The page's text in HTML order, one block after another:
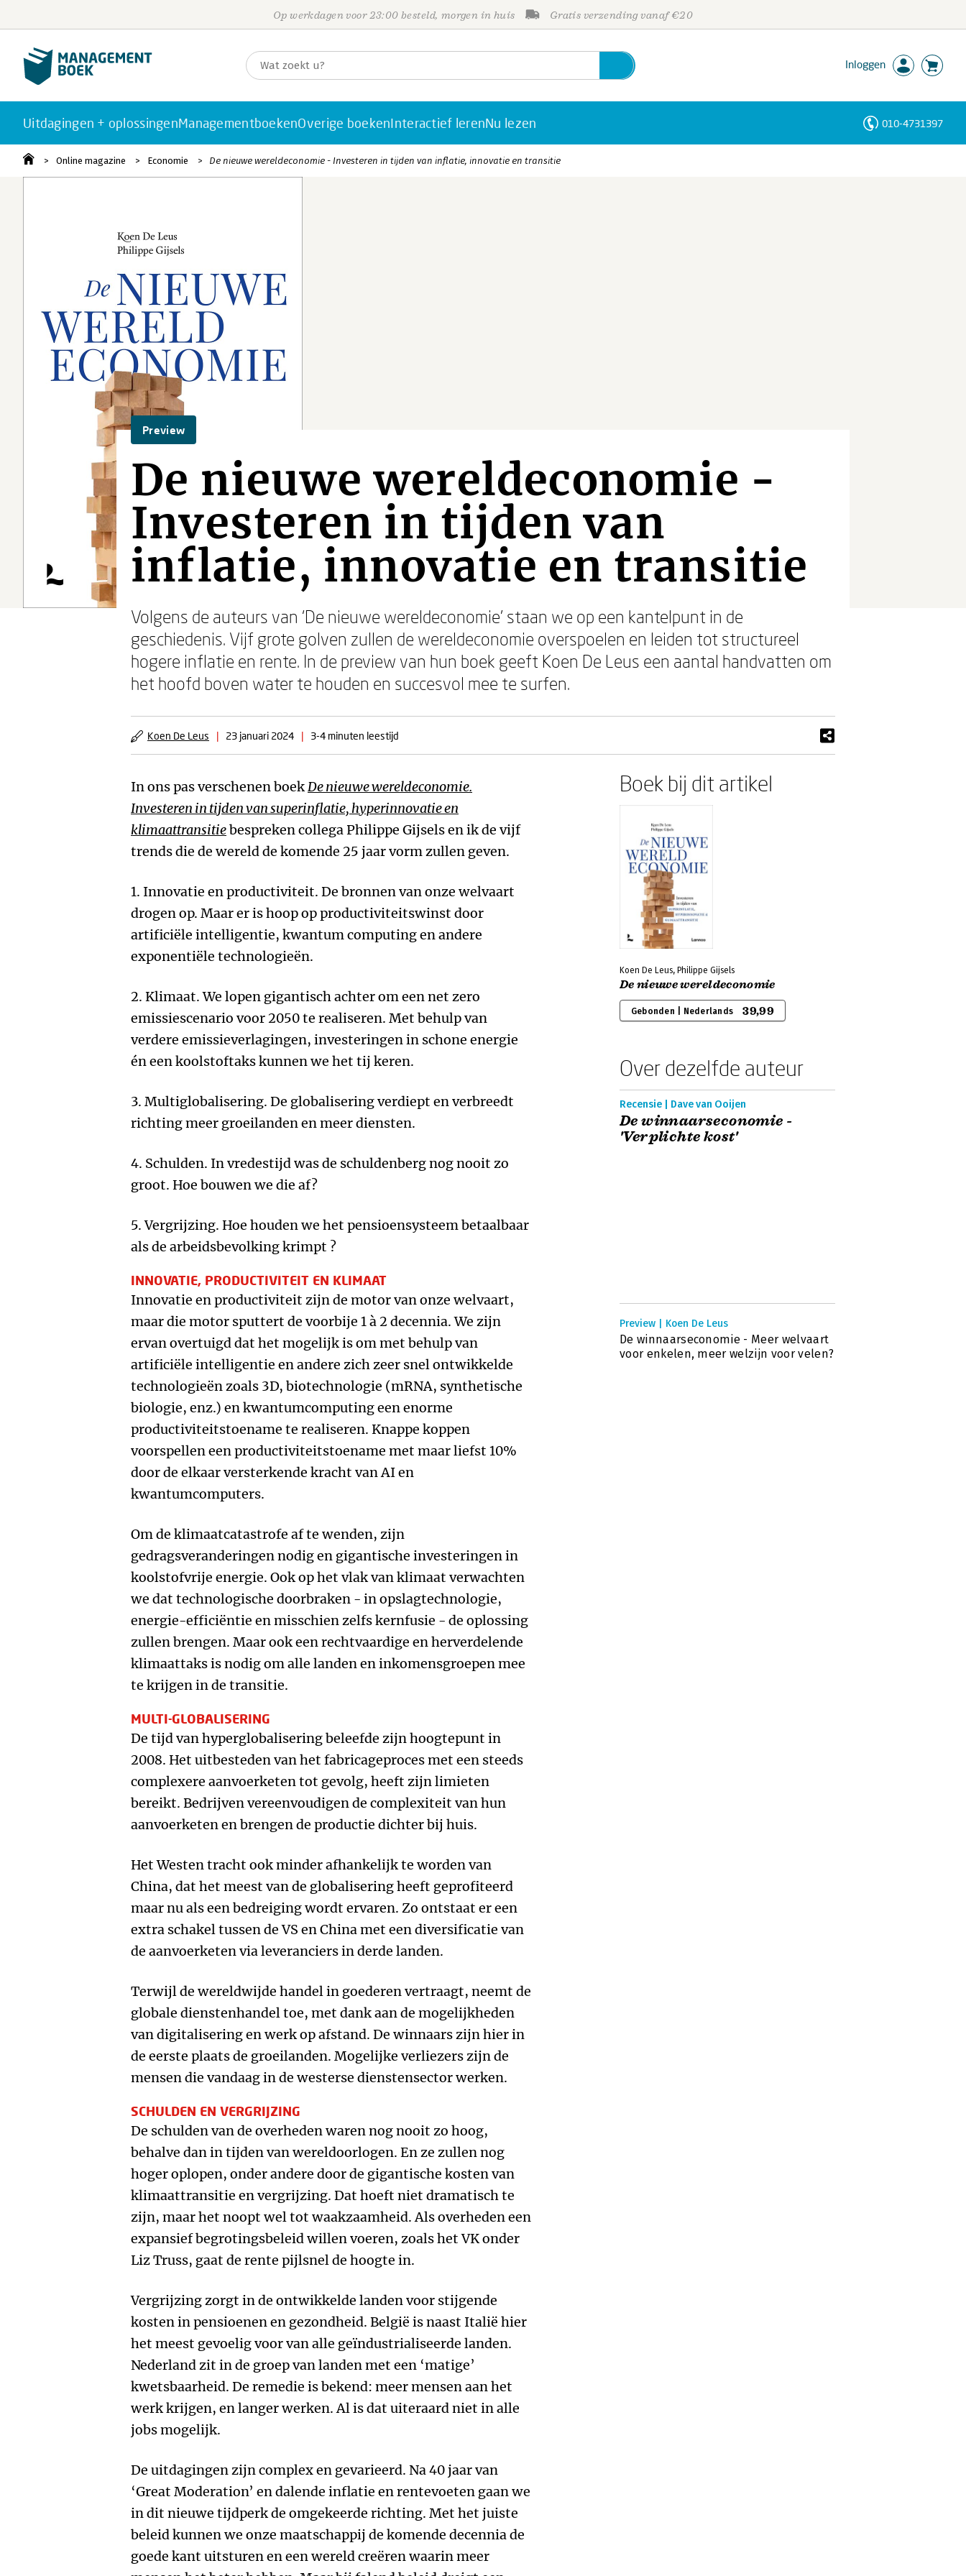
Op werkdagen voor 23:00 besteld, morgen in huis Gratis verzending vanaf €20
Inloggen
Uitdagingen + oplossingenManagementboekenOverige boekenInteractief lerenNu lezen 010-4731397
Online magazine Economie De nieuwe wereldeconomie - Investeren in tijden van inflatie, innovatie en transitie
Preview
De nieuwe wereldeconomie -
Investeren in tijden van
inflatie, innovatie en transitie
Volgens de auteurs van ‘De nieuwe wereldeconomie’ staan we op een kantelpunt in de
geschiedenis. Vijf grote golven zullen de wereldeconomie overspoelen en leiden tot structureel
hogere inflatie en rente. In de preview van hun boek geeft Koen De Leus een aantal handvatten om
het hoofd boven water te houden en succesvol mee te surfen.
Koen De Leus | 23 januari 2024 | 3-4 minuten leestijd
In ons pas verschenen boekDe nieuwe wereldeconomie.
Investeren in tijden van superinflatie, hyperinnovatie en
klimaattransitiebespreken collega Philippe Gijsels en ik de vijf
trends die de wereld de komende 25 jaar vorm zullen geven.
1. Innovatie en productiviteit. De bronnen van onze welvaart
drogen op. Maar er is hoop op productiviteitswinst door
artificiële intelligentie, kwantum computing en andere
exponentiële technologieën.
2. Klimaat. We lopen gigantisch achter om een net zero
emissiescenario voor 2050 te realiseren. Met behulp van
verdere emissieverlagingen, investeringen in schone energie
én een koolstoftaks kunnen we het tij keren.
3. Multiglobalisering. De globalisering verdiept en verbreedt
richting meer groeilanden en meer diensten.
4. Schulden. In vredestijd was de schuldenberg nog nooit zo
groot. Hoe bouwen we die af?
5. Vergrijzing. Hoe houden we het pensioensysteem betaalbaar
als de arbeidsbevolking krimpt ?
INNOVATIE, PRODUCTIVITEIT EN KLIMAAT
Innovatie en productiviteit zijn de motor van onze welvaart,
maar die motor sputtert de voorbije 1 à 2 decennia. We zijn
ervan overtuigd dat het mogelijk is om met behulp van
artificiële intelligentie en andere zich zeer snel ontwikkelde
technologieën zoals 3D, biotechnologie (mRNA, synthetische
biologie, enz.) en kwantumcomputing een enorme
productiviteitstoename te realiseren. Knappe koppen
voorspellen een productiviteitstoename met maar liefst 10%
door de elkaar versterkende kracht van AI en
kwantumcomputers.
Om de klimaatcatastrofe af te wenden, zijn
gedragsveranderingen nodig en gigantische investeringen in
koolstofvrije energie. Ook op het vlak van klimaat verwachten
we dat technologische doorbraken - in opslagtechnologie,
energie-efficiëntie en misschien zelfs kernfusie - de oplossing
zullen brengen. Maar ook een rechtvaardige en herverdelende
klimaattaks is nodig om alle landen en inkomensgroepen mee
te krijgen in de transitie.
MULTI-GLOBALISERING
De tijd van hyperglobalisering beleefde zijn hoogtepunt in
2008. Het uitbesteden van het fabricageproces met een steeds
complexere aanvoerketen tot gevolg, heeft zijn limieten
bereikt. Bedrijven vereenvoudigen de complexiteit van hun
aanvoerketen en brengen de productie dichter bij huis.
Het Westen tracht ook minder afhankelijk te worden van
China, dat het meest van de globalisering heeft geprofiteerd
maar nu als een bedreiging wordt ervaren. Zo ontstaat er een
extra schakel tussen de VS en China met een diversificatie van
de aanvoerketen via leveranciers in derde landen.
Terwijl de wereldwijde handel in goederen vertraagt, neemt de
globale dienstenhandel toe, met dank aan de mogelijkheden
van digitalisering en werk op afstand. De winnaars zijn hier in
de eerste plaats de groeilanden. Mogelijke verliezers zijn de
mensen die vandaag in de westerse dienstensector werken.
SCHULDEN EN VERGRIJZING
De schulden van de overheden waren nog nooit zo hoog,
behalve dan in tijden van wereldoorlogen. En ze zullen nog
hoger oplopen, onder andere door de gigantische kosten van
klimaattransitie en vergrijzing. Dat hoeft niet dramatisch te
zijn, maar het noopt wel tot waakzaamheid. Als overheden een
expansief begrotingsbeleid willen voeren, zoals het VK onder
Liz Truss, gaat de rente pijlsnel de hoogte in.
Vergrijzing zorgt in de ontwikkelde landen voor stijgende
kosten in pensioenen en gezondheid. België is naast Italië hier
het meest gevoelig voor van alle geïndustrialiseerde landen.
Nederland zit in de groep van landen met een ‘matige’
kwetsbaarheid. De remedie is bekend: meer mensen aan het
werk krijgen, en langer werken. Al is dat uiteraard niet in alle
jobs mogelijk.
De uitdagingen zijn complex en gevarieerd. Na 40 jaar van
‘Great Moderation’ en dalende inflatie en rentevoeten gaan we
in dit nieuwe tijdperk de omgekeerde richting. Met het juiste
beleid kunnen we onze maatschappij de komende decennia de
goede kant uitsturen en een wereld creëren waarin meer
Boek bij dit artikel
Koen De Leus, Philippe Gijsels
De nieuwe wereldeconomie
Gebonden | Nederlands 39,99
Over dezelfde auteur
Recensie | Dave van Ooijen
De winnaarseconomie -
'Verplichte kost'
Preview | Koen De Leus
De winnaarseconomie - Meer welvaart
voor enkelen, meer welzijn voor velen?
Personen